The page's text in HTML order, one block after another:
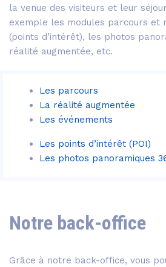
la venue des visiteurs et leur
exemple les modules parcours et
(points d’intérêt), les photos
réalité augmentée, etc.
Les parcours
La réalité augmentée
Les événements
Les points d’intérêt (POI)
Les photos panoramiques
Notre back-office
Grâce à notre back-office, vous